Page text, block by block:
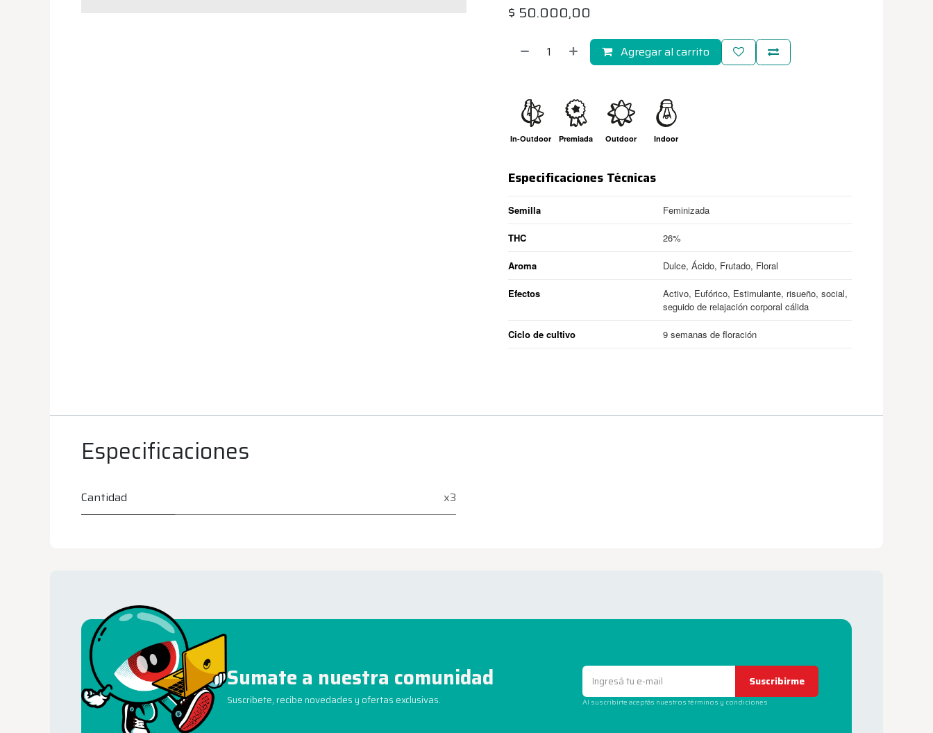
$ 50.000,00
Agregar al carrito
In-Outdoor Premiada Outdoor Indoor
Especificaciones Técnicas
Semilla Feminizada
THC 26%
Aroma Dulce, Ácido, Frutado, Floral
Efectos
Activo, Eufórico, Estimulante, risueño, social,
seguido de relajación corporal cálida
Ciclo de cultivo 9 semanas de floración
Especificaciones
Cantidad x3
Sumate a nuestra comunidad
Suscribete, recibe novedades y ofertas exclusivas.
Suscribirme
Al suscribirte aceptás nuestros términos y condiciones